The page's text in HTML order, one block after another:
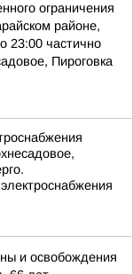
ограничения
районе,
23:00 частично
Пироговка
и освобождения